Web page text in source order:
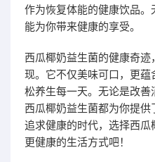
作为恢复体能的健康饮品
能为你带来健康的享受。
西瓜椰奶益生菌的健康奇
现。它不仅美味可口，更
松养生每一天。无论是改善
西瓜椰奶益生菌都为你提
追求健康的时代，选择西
更健康的生活方式吧！